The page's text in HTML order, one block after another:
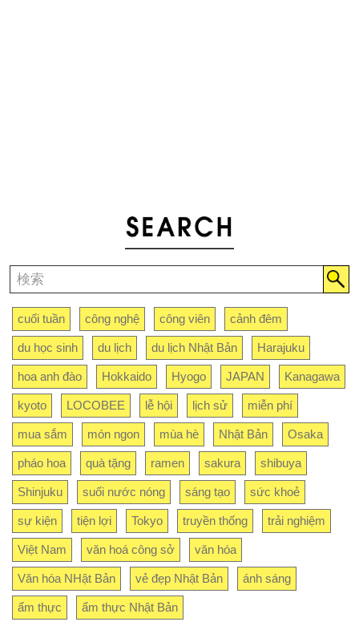
cuối tuần công nghệ công viên cảnh đêm
du học sinh du lịch du lịch Nhật Bản Harajuku
hoa anh đào Hokkaido Hyogo JAPAN Kanagawa
kyoto LOCOBEE lễ hội lịch sử miễn phí
mua sắm món ngon mùa hè Nhật Bản Osaka
pháo hoa quà tặng ramen sakura shibuya
Shinjuku suối nước nóng sáng tạo sức khoẻ
sự kiện tiện lợi Tokyo truyền thống trải nghiệm
Việt Nam văn hoá công sở văn hóa
Văn hóa NHật Bản vẻ đẹp Nhật Bản ánh sáng
ẩm thực ẩm thực Nhật Bản